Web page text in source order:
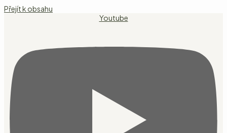
Přejít k obsahu
Youtube